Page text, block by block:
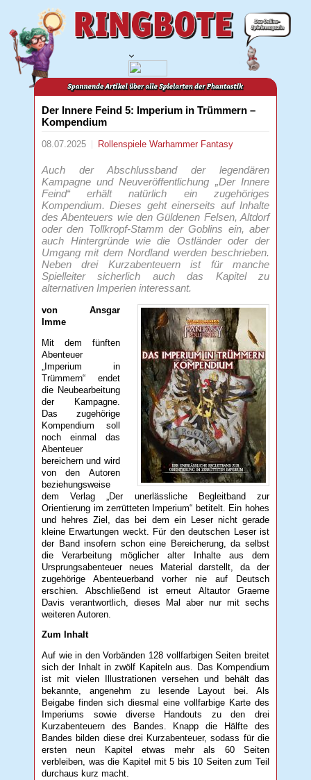
Der Innere Feind 5: Imperium in Trümmern –
Kompendium
08.07.2025 RollenspieleWarhammer Fantasy
Auch der Abschlussband der legendären
Kampagne und Neuveröffentlichung „Der Innere
Feind“ erhält natürlich ein zugehöriges
Kompendium. Dieses geht einerseits auf Inhalte
des Abenteuers wie den Güldenen Felsen, Altdorf
oder den Tollkropf-Stamm der Goblins ein, aber
auch Hintergründe wie die Ostländer oder der
Umgang mit dem Nordland werden beschrieben.
Neben drei Kurzabenteuern ist für manche
Spielleiter sicherlich auch das Kapitel zu
alternativen Imperien interessant.
von Ansgar
Imme
Mit dem fünften
Abenteuer
„Imperium in
Trümmern“ endet
die Neubearbeitung
der Kampagne.
Das zugehörige
Kompendium soll
noch einmal das
Abenteuer
bereichern und wird
von den Autoren
beziehungsweise
dem Verlag „Der unerlässliche Begleitband zur
Orientierung im zerrütteten Imperium“ betitelt. Ein hohes
und hehres Ziel, das bei dem ein Leser nicht gerade
kleine Erwartungen weckt. Für den deutschen Leser ist
der Band insofern schon eine Bereicherung, da selbst
die Verarbeitung möglicher alter Inhalte aus dem
Ursprungsabenteuer neues Material darstellt, da der
zugehörige Abenteuerband vorher nie auf Deutsch
erschien. Abschließend ist erneut Altautor Graeme
Davis verantwortlich, dieses Mal aber nur mit sechs
weiteren Autoren.
Zum Inhalt
Auf wie in den Vorbänden 128 vollfarbigen Seiten breitet
sich der Inhalt in zwölf Kapiteln aus. Das Kompendium
ist mit vielen Illustrationen versehen und behält das
bekannte, angenehm zu lesende Layout bei. Als
Beigabe finden sich diesmal eine vollfarbige Karte des
Imperiums sowie diverse Handouts zu den drei
Kurzabenteuern des Bandes. Knapp die Hälfte des
Bandes bilden diese drei Kurzabenteuer, sodass für die
ersten neun Kapitel etwas mehr als 60 Seiten
verbleiben, was die Kapitel mit 5 bis 10 Seiten zum Teil
durchaus kurz macht.